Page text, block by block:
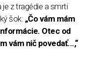
z tragédie a smrti
šok: „Čo vám mám
Otec od
vám nič povedať...,“